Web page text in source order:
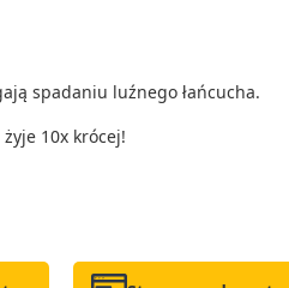
spadaniu luźnego łańcucha.
10x krócej!